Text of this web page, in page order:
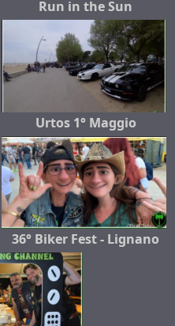
Run in the Sun
Urtos 1° Maggio
36° Biker Fest - Lignano